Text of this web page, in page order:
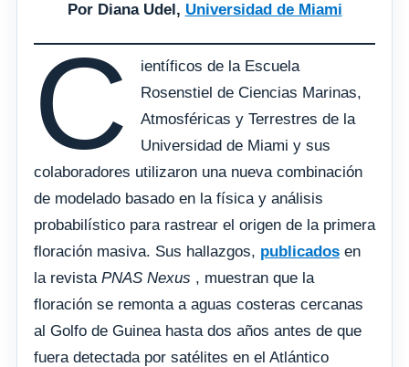
Por Diana Udel, Universidad de Miami
C
ientíficos de la Escuela
Rosenstiel de Ciencias Marinas,
Atmosféricas y Terrestres de la
Universidad de Miami y sus
colaboradores utilizaron una nueva combinación
de modelado basado en la física y análisis
probabilístico para rastrear el origen de la primera
floración masiva. Sus hallazgos, publicados en
la revista PNAS Nexus , muestran que la
floración se remonta a aguas costeras cercanas
al Golfo de Guinea hasta dos años antes de que
fuera detectada por satélites en el Atlántico